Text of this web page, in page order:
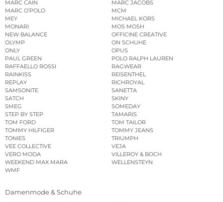
MARC CAIN
MARC JACOBS
MARC O’POLO
MCM
MEY
MICHAEL KORS
MONARI
MOS MOSH
NEW BALANCE
OFFICINE CREATIVE
OLYMP
ON SCHUHE
ONLY
OPUS
PAUL GREEN
POLO RALPH LAUREN
RAFFAELLO ROSSI
RAGWEAR
RAINKISS
REISENTHEL
REPLAY
RICHROYAL
SAMSONITE
SANETTA
SATCH
SKINY
SMEG
SOMEDAY
STEP BY STEP
TAMARIS
TOM FORD
TOM TAILOR
TOMMY HILFIGER
TOMMY JEANS
TONIES
TRIUMPH
VEE COLLECTIVE
VEJA
VERO MODA
VILLEROY & BOCH
WEEKEND MAX MARA
WELLENSTEYN
WMF
Damenmode & Schuhe